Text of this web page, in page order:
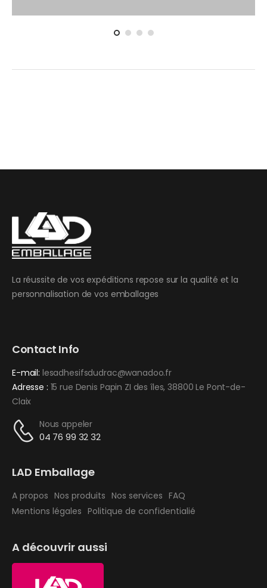
La réussite de vos expéditions repose sur la qualité et la
personnalisation de vos emballages
Contact Info
E-mail: lesadhesifsdudrac@wanadoo.fr
Adresse : 15 rue Denis Papin ZI des îles, 38800 Le Pont-de-
Claix
Nous appeler
04 76 99 32 32
LAD Emballage
A propos Nos produits Nos services FAQ
Mentions légales Politique de confidentialié
A découvrir aussi